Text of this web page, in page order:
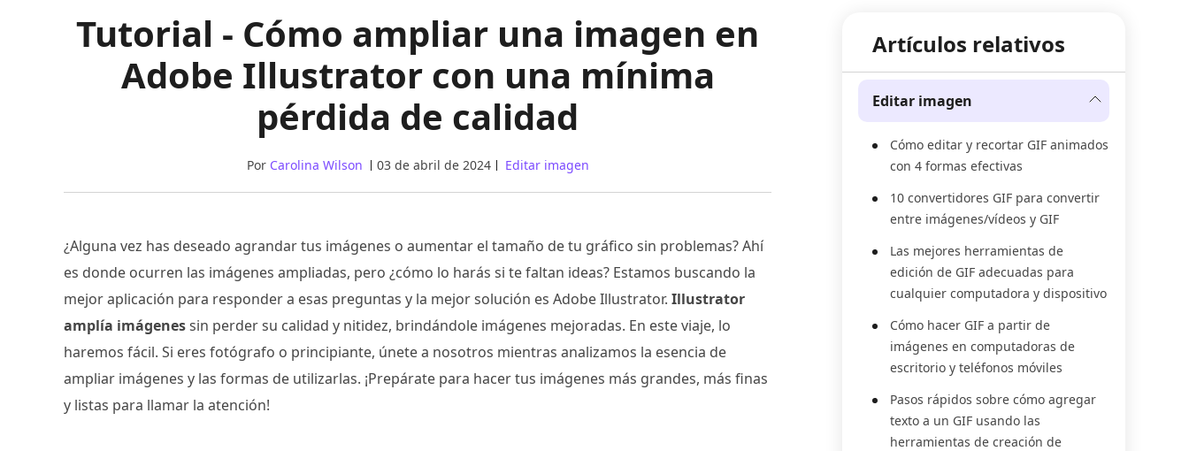
Tutorial - Cómo ampliar una imagen en
Adobe Illustrator con una mínima
pérdida de calidad
Por Carolina Wilson 03 de abril de 2024 Editar imagen
¿Alguna vez has deseado agrandar tus imágenes o aumentar el tamaño de tu gráfico sin problemas? Ahí
es donde ocurren las imágenes ampliadas, pero ¿cómo lo harás si te faltan ideas? Estamos buscando la
mejor aplicación para responder a esas preguntas y la mejor solución es Adobe Illustrator. Illustrator
amplía imágenessin perder su calidad y nitidez, brindándole imágenes mejoradas. En este viaje, lo
haremos fácil. Si eres fotógrafo o principiante, únete a nosotros mientras analizamos la esencia de
ampliar imágenes y las formas de utilizarlas. ¡Prepárate para hacer tus imágenes más grandes, más finas
y listas para llamar la atención!
Artículos relativos
Editar imagen
Cómo editar y recortar GIF animados
con 4 formas efectivas
10 convertidores GIF para convertir
entre imágenes/vídeos y GIF
Las mejores herramientas de
edición de GIF adecuadas para
cualquier computadora y dispositivo
Cómo hacer GIF a partir de
imágenes en computadoras de
escritorio y teléfonos móviles
Pasos rápidos sobre cómo agregar
texto a un GIF usando las
herramientas de creación de